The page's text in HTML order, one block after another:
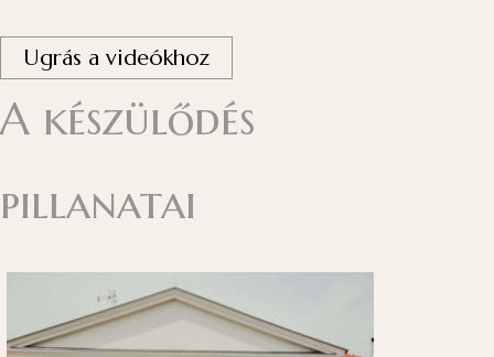
Ugrás a videókhoz
A készülődés
pillanatai